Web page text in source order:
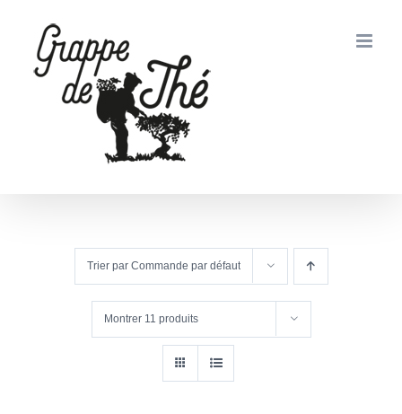
contenu
Trier par Commande par défaut
Montrer 11 produits